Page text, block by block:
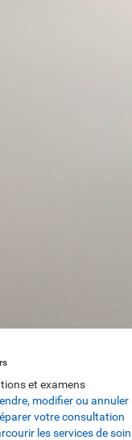
et examens
modifier ou
votre consultation
les services de